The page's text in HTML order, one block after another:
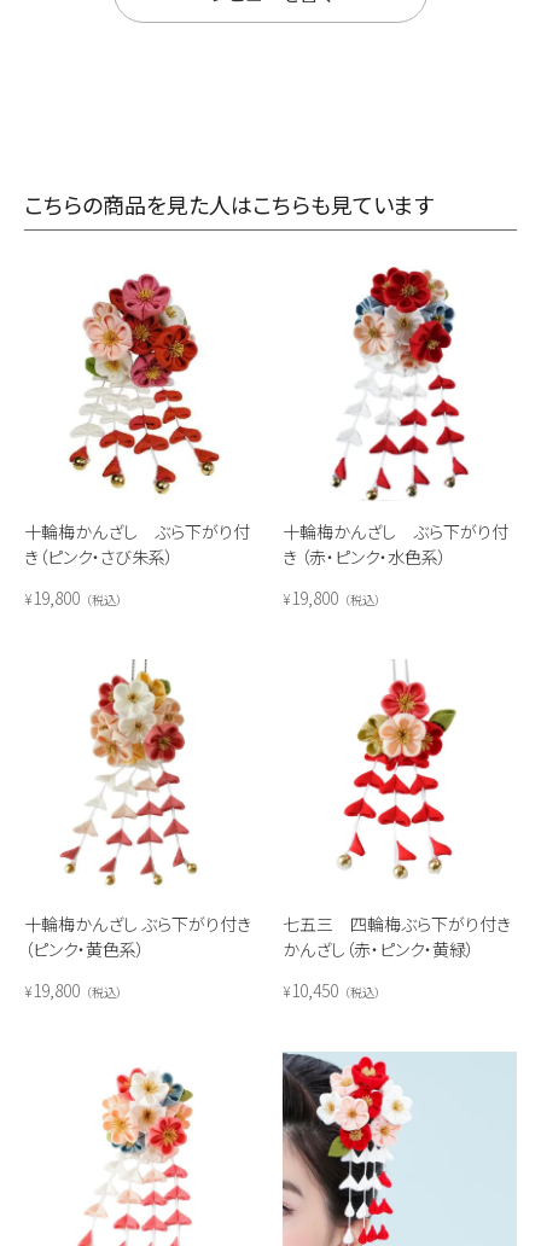
こちらの商品を見た人はこちらも見ています
十輪梅かんざし ぶら下がり付
き（ピンク・さび朱系）
¥19,800 税込
十輪梅かんざし ぶら下がり付
き （赤・ピンク・水色系）
¥19,800 税込
十輪梅かんざし ぶら下がり付き
（ピンク・黄色系）
¥19,800 税込
七五三 四輪梅ぶら下がり付き
かんざし（赤・ピンク・黄緑）
¥10,450 税込